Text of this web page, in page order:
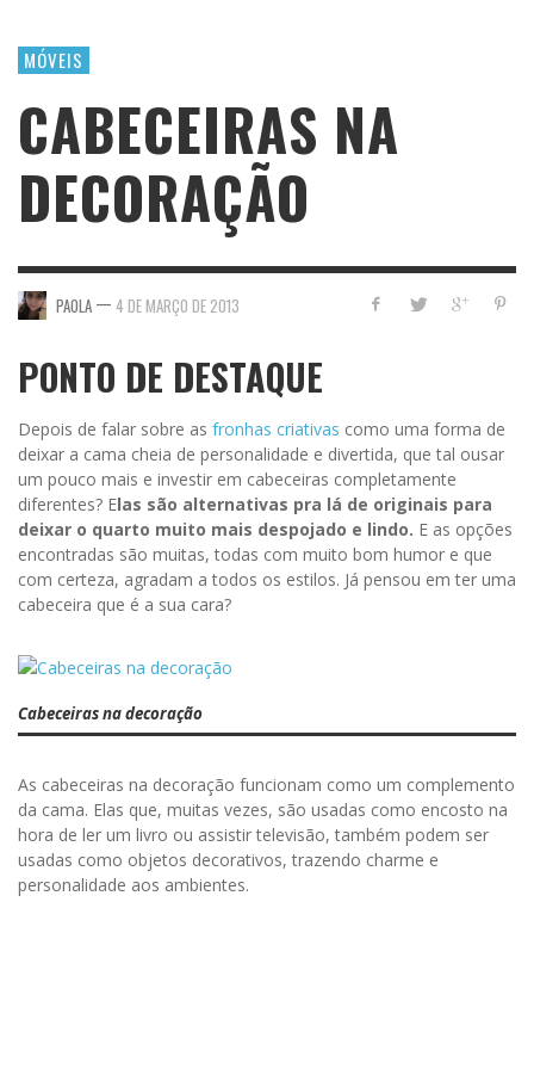
MÓVEIS
CABECEIRAS NA
DECORAÇÃO
PAOLA — 4 DE MARÇO DE 2013
PONTO DE DESTAQUE
Depois de falar sobre as fronhas criativas como uma forma de
deixar a cama cheia de personalidade e divertida, que tal ousar
um pouco mais e investir em cabeceiras completamente
diferentes? Elas são alternativas pra lá de originais para
deixar o quarto muito mais despojado e lindo. E as opções
encontradas são muitas, todas com muito bom humor e que
com certeza, agradam a todos os estilos. Já pensou em ter uma
cabeceira que é a sua cara?
Cabeceiras na decoração
As cabeceiras na decoração funcionam como um complemento
da cama. Elas que, muitas vezes, são usadas como encosto na
hora de ler um livro ou assistir televisão, também podem ser
usadas como objetos decorativos, trazendo charme e
personalidade aos ambientes.